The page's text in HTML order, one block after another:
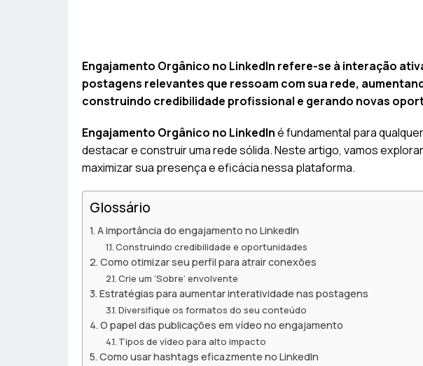
Engajamento Orgânico no LinkedIn refere-se à interação
postagens relevantes que ressoam com sua rede,
construindo credibilidade profissional e gerando novas
Engajamento Orgânico no LinkedIné fundamental para
destacar e construir uma rede sólida. Neste artigo, vamos
maximizar sua presença e eficácia nessa plataforma.
Glossário
A importância do engajamento no LinkedIn
Construindo credibilidade e oportunidades
Como otimizar seu perfil para atrair conexões
Crie um ‘Sobre’ envolvente
Estratégias para aumentar interatividade nas postagens
Diversifique os formatos do seu conteúdo
O papel das publicações em vídeo no engajamento
Tipos de vídeo para alto impacto
Como usar hashtags eficazmente no LinkedIn